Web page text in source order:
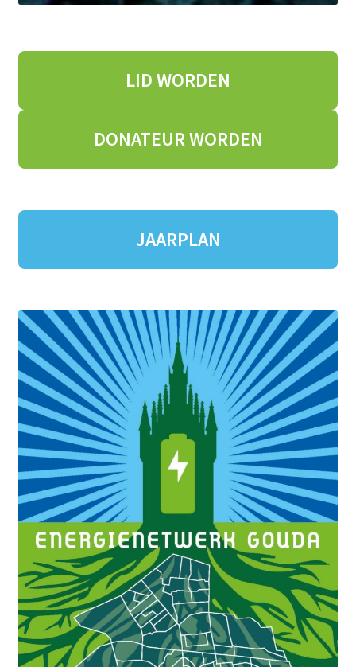
LID WORDEN
DONATEURWORDEN
JAARPLAN